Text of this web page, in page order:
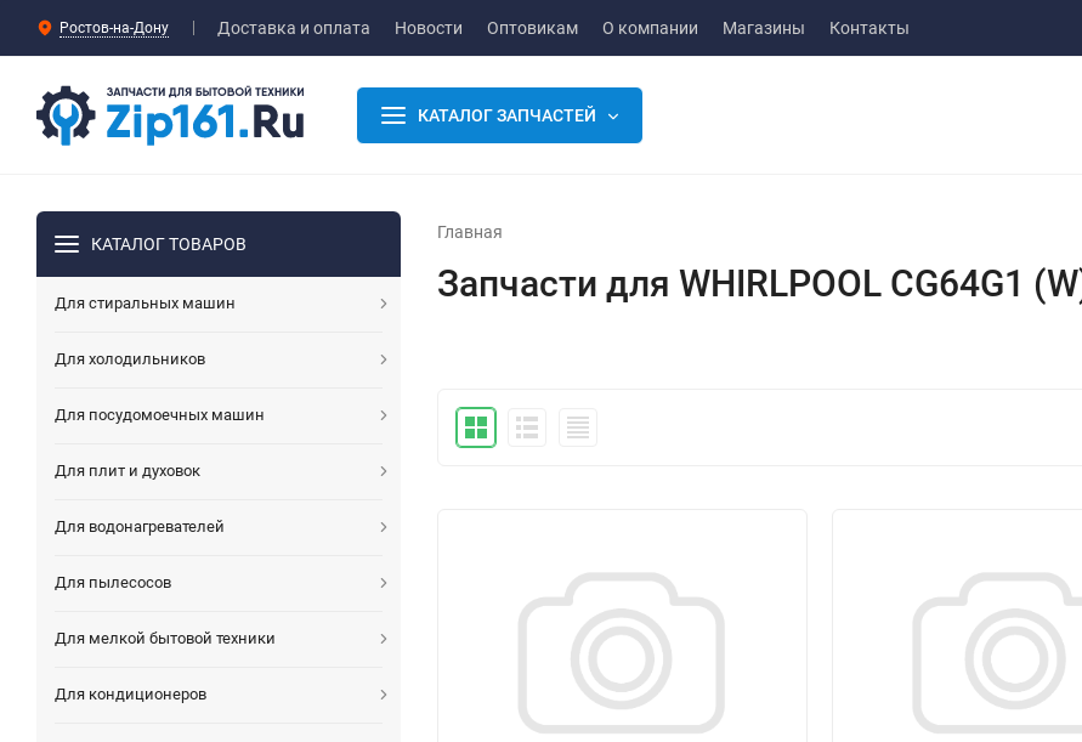
Ростов-на-Дону Доставка и оплата Новости Оптовикам О компании Магазины Контакты
КАТАЛОГ ЗАПЧАСТЕЙ
КАТАЛОГ ТОВАРОВ
Для стиральных машин
Для холодильников
Для посудомоечных машин
Для плит и духовок
Для водонагревателей
Для пылесосов
Для мелкой бытовой техники
Для кондиционеров
Главная
Запчасти для WHIRLPOOL CG64G1